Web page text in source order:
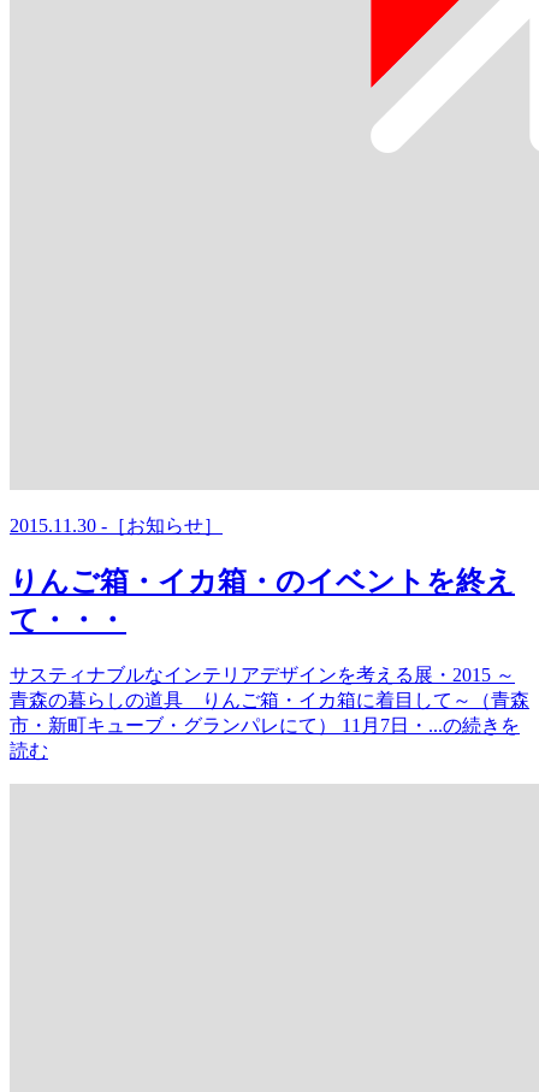
2015.11.30 -［お知らせ］
りんご箱・イカ箱・のイベントを終え
て・・・
サスティナブルなインテリアデザインを考える展・2015 ～
青森の暮らしの道具 りんご箱・イカ箱に着目して～（青森
市・新町キューブ・グランパレにて） 11月7日・...の続きを
読む